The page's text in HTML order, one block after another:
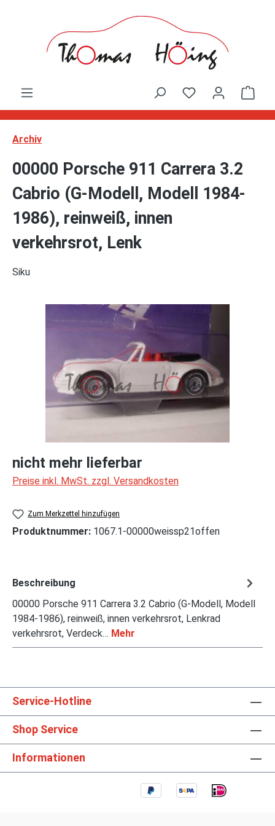
Archiv
00000 Porsche 911 Carrera 3.2
Cabrio (G-Modell, Modell 1984-
1986), reinweiß, innen
verkehrsrot, Lenk
Siku
Bildergalerie überspringen
nicht mehr lieferbar
Preise inkl. MwSt. zzgl. Versandkosten
Zum Merkzettel hinzufügen
Produktnummer: 1067.1-00000weissp21offen
Beschreibung
00000 Porsche 911 Carrera 3.2 Cabrio (G-Modell, Modell
1984-1986), reinweiß, innen verkehrsrot, Lenkrad
verkehrsrot, Verdeck… Mehr
Service-Hotline
Shop Service
Informationen